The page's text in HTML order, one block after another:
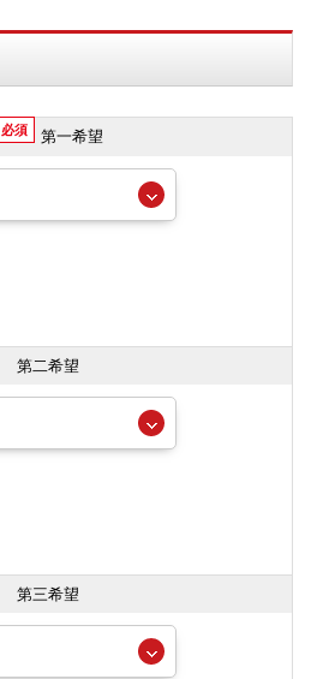
必須 第一希望
第二希望
第三希望